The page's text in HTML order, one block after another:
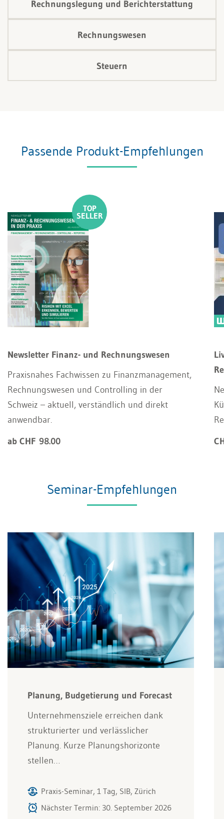
Rechnungslegung und Berichterstattung
Rechnungswesen
Steuern
Passende Produkt-Empfehlungen
Newsletter Finanz- und Rechnungswesen
Praxisnahes Fachwissen zu Finanzmanagement,
Rechnungswesen und Controlling in der
Schweiz – aktuell, verständlich und direkt
anwendbar.
ab CHF 98.00
Seminar-Empfehlungen
Planung, Budgetierung und Forecast
Unternehmensziele erreichen dank
strukturierter und verlässlicher
Planung. Kurze Planungshorizonte
stellen…
Praxis-Seminar, 1 Tag, SIB, Zürich
Nächster Termin: 30. September 2026